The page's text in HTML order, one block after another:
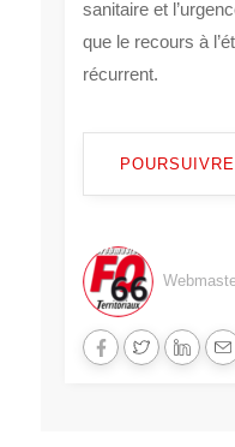
sanitaire et
que le recours à
récurrent.